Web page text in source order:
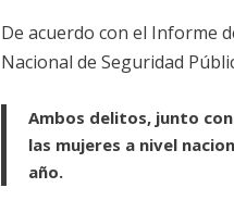
De acuerdo con el Informe
Nacional de Seguridad
Ambos delitos, junto
las mujeres a nivel
año.